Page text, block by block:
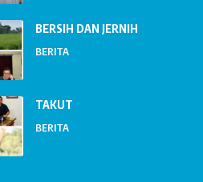
BERSIH DAN JERNIH
BERITA
TAKUT
BERITA